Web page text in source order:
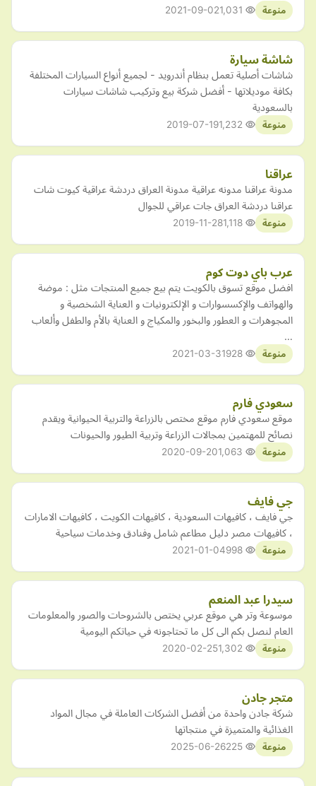
منوعة 2021-09-02
شاشة سيارة
شاشات أصلية تعمل بنظام أندرويد - لجميع أنواع السيارات المختلفة
بكافة موديلاتها - أفضل شركة بيع وتركيب شاشات سيارات
بالسعودية
منوعة 2019-07-19
عراقنا
مدونة عراقنا مدونه عراقية مدونة العراق دردشة عراقية كيوت شات
عراقنا دردشة العراق جات عراقي للجوال
منوعة 2019-11-28
عرب باي دوت كوم
افضل موقع تسوق بالكويت يتم بيع جميع المنتجات مثل : موضة
والهواتف والإكسسوارات و الإلكترونيات و العناية الشخصية و
المجوهرات و العطور والبخور والمكياج و العناية بالأم والطفل وألعاب
…
منوعة 2021-03-31
سعودي فارم
موقع سعودي فارم موقع مختص بالزراعة والتربية الحيوانية ويقدم
نصائح للمهتمين بمجالات الزراعة وتربية الطيور والحيونات
منوعة 2020-09-20
جي فايف
جي فايف ، كافيهات السعودية ، كافيهات الكويت ، كافيهات الامارات
، كافيهات مصر دليل مطاعم شامل وفنادق وخدمات سياحية
منوعة 2021-01-04
سيدرا عبد المنعم
موسوعة وتر هي موقع عربي يختص بالشروحات والصور والمعلومات
العام لنصل بكم الى كل ما تحتاجونه في حياتكم اليومية
منوعة 2020-02-25
متجر جادن
شركة جادن واحدة من أفضل الشركات العاملة في مجال المواد
الغذائية والمتميزة في منتجاتها
منوعة 2025-06-26